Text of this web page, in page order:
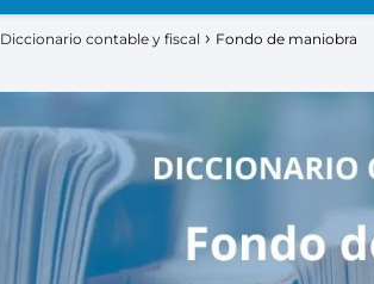
Diccionario contable y fiscal Fondo de maniobra